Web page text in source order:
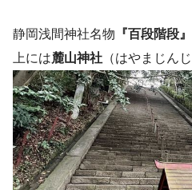
静岡浅間神社名物 『百段階段』
上には麓山神社 （はやまじん